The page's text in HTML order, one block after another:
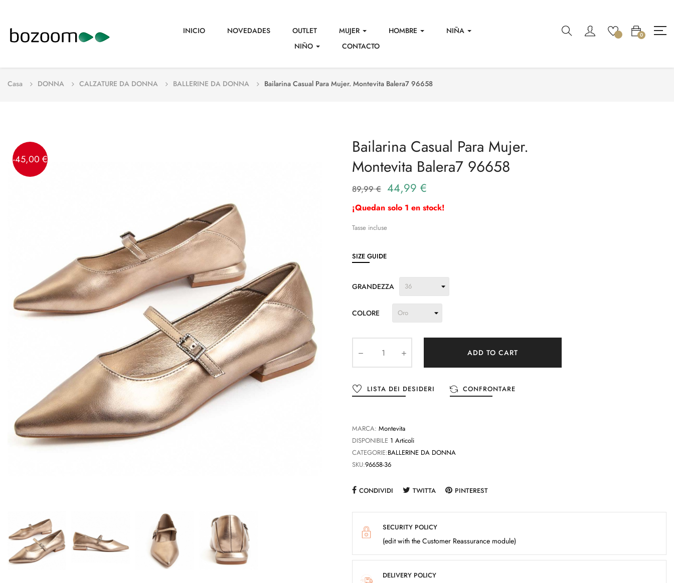
INICIO NOVEDADES OUTLET MUJER HOMBRE
NIÑA
NIÑO
CONTACTO
0
Casa DONNA CALZATURE DA DONNA BALLERINE DA DONNA Bailarina Casual Para Mujer. Montevita Balera7 96658
-45,00 €
Bailarina Casual Para Mujer.
Montevita Balera7 96658
89,99 € 44,99 €
¡Quedan solo 1 en stock!
Tasse incluse
SIZE GUIDE
GRANDEZZA
COLORE
ADD TO CART
LISTA DEI DESIDERI CONFRONTARE
MARCA: Montevita
DISPONIBILE 1 Articoli
CATEGORIE:BALLERINE DA DONNA
SKU:96658-36
CONDIVIDI TWITTA PINTEREST
SECURITY POLICY
(edit with the Customer Reassurance module)
DELIVERY POLICY